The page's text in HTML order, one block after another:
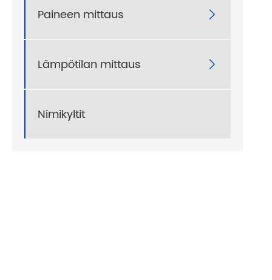
Paineen mittaus 
Lämpötilan mittaus 
Nimikyltit